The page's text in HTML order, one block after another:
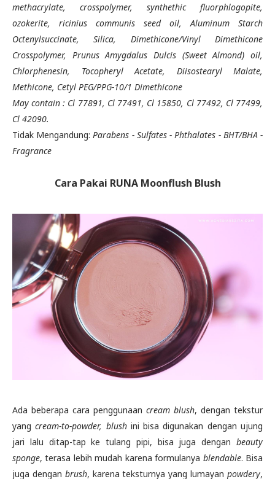
methacrylate, crosspolymer, synthethic fluorphlogopite,
ozokerite, ricinius communis seed oil, Aluminum Starch
Octenylsuccinate, Silica, Dimethicone/Vinyl Dimethicone
Crosspolymer, Prunus Amygdalus Dulcis (Sweet Almond) oil,
Chlorphenesin, Tocopheryl Acetate, Diisostearyl Malate,
Methicone, Cetyl PEG/PPG-10/1 Dimethicone
May contain : Cl 77891, Cl 77491, Cl 15850, Cl 77492, Cl 77499,
Cl 42090.
Tidak Mengandung: Parabens - Sulfates - Phthalates - BHT/BHA -
Fragrance
Cara Pakai RUNA Moonflush Blush
Ada beberapa cara penggunaan cream blush, dengan tekstur
yangcream-to-powder, blushini bisa digunakan dengan ujung
jari lalu ditap-tap ke tulang pipi, bisa juga dengan beauty
sponge, terasa lebih mudah karena formulanya blendable. Bisa
juga dengan brush, karena teksturnya yang lumayanpowdery,